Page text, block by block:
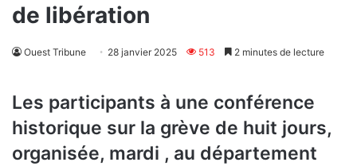
de libération
Ouest Tribune 28 janvier 2025 513 2 minutes de lecture
Les participants à une conférence
historique sur la grève de huit jours,
organisée, mardi , au département